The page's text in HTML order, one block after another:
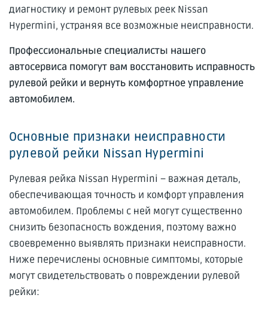
диагностику и ремонт рулевых реек Nissan
Hypermini, устраняя все возможные неисправности.
Профессиональные специалисты нашего
автосервиса помогут вам восстановить исправность
рулевой рейки и вернуть комфортное управление
автомобилем.
Основные признаки неисправности
рулевой рейки Nissan Hypermini
Рулевая рейка Nissan Hypermini – важная деталь,
обеспечивающая точность и комфорт управления
автомобилем. Проблемы с ней могут существенно
снизить безопасность вождения, поэтому важно
своевременно выявлять признаки неисправности.
Ниже перечислены основные симптомы, которые
могут свидетельствовать о повреждении рулевой
рейки: